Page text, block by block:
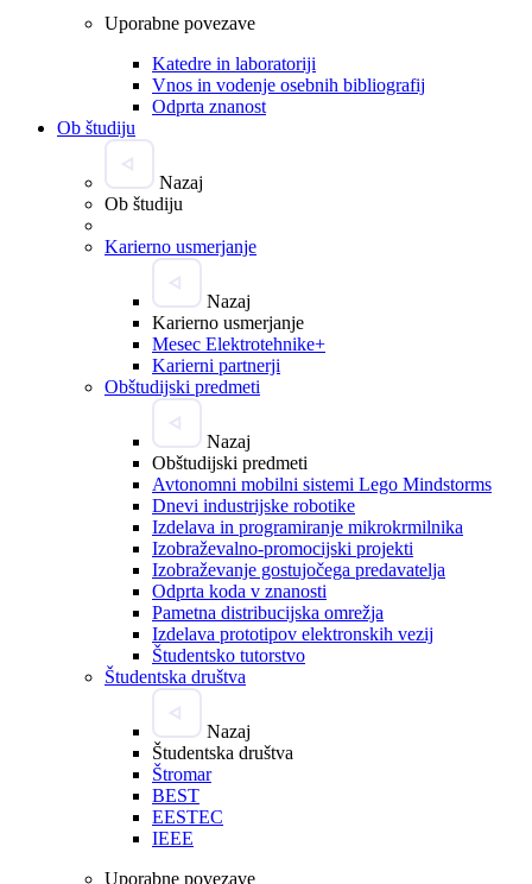
Uporabne povezave
Katedre in laboratoriji
Vnos in vodenje osebnih bibliografij
Odprta znanost
Ob študiju
Nazaj
Ob študiju
Karierno usmerjanje
Nazaj
Karierno usmerjanje
Mesec Elektrotehnike+
Karierni partnerji
Obštudijski predmeti
Nazaj
Obštudijski predmeti
Avtonomni mobilni sistemi Lego Mindstorms
Dnevi industrijske robotike
Izdelava in programiranje mikrokrmilnika
Izobraževalno-promocijski projekti
Izobraževanje gostujočega predavatelja
Odprta koda v znanosti
Pametna distribucijska omrežja
Izdelava prototipov elektronskih vezij
Študentsko tutorstvo
Študentska društva
Nazaj
Študentska društva
Štromar
BEST
EESTEC
IEEE
Uporabne povezave